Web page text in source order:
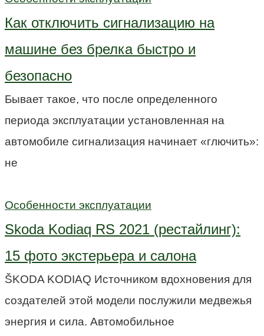
Как отключить сигнализацию на
машине без брелка быстро и
безопасно
Бывает такое, что после определенного
периода эксплуатации установленная на
автомобиле сигнализация начинает «глючить»:
не
Особенности эксплуатации
Skoda Kodiaq RS 2021 (рестайлинг):
15 фото экстерьера и салона
ŠKODA KODIAQ Источником вдохновения для
создателей этой модели послужили медвежья
энергия и сила. Автомобильное